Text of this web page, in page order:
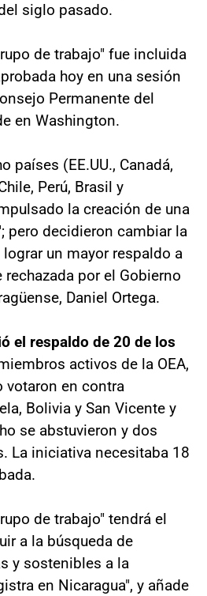
siglo pasado.
de trabajo" fue incluida
hoy en una sesión
Permanente del
en Washington.
países (EE.UU., Canadá,
Perú, Brasil y
la creación de una
pero decidieron cambiar la
un mayor respaldo a
por el Gobierno
Daniel Ortega.
el respaldo de 20 de los
activos de la OEA,
votaron en contra
Bolivia y San Vicente y
se abstuvieron y dos
La iniciativa necesitaba 18
de trabajo" tendrá el
a la búsqueda de
y sostenibles a la
en Nicaragua", y añade